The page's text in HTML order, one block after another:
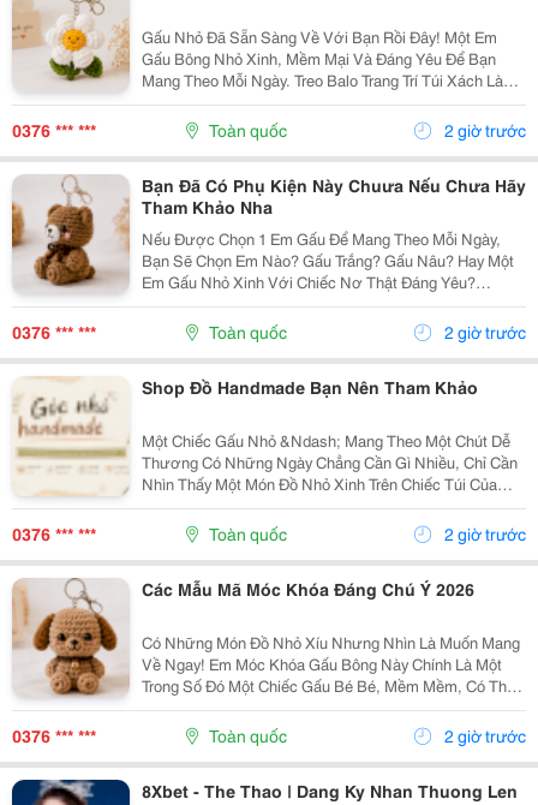
Gấu Nhỏ Đã Sẵn Sàng Về Với Bạn Rồi Đây! Một Em
Gấu Bông Nhỏ Xinh, Mềm Mại Và Đáng Yêu Để Bạn
Mang Theo Mỗi Ngày. Treo Balo Trang Trí Túi Xách Làm
Móc Khóa Tặng Người Bạn Yêu Quý
Gocnhohandmade.com Không Cần Quá Nhiều Phụ
Kiện, Chỉ Một Em Gấu...
0376 *** *** Toàn quốc 2 giờ trước
Bạn Đã Có Phụ Kiện Này Chuưa Nếu Chưa Hãy
Tham Khảo Nha
Nếu Được Chọn 1 Em Gấu Để Mang Theo Mỗi Ngày,
Bạn Sẽ Chọn Em Nào? Gấu Trắng? Gấu Nâu? Hay Một
Em Gấu Nhỏ Xinh Với Chiếc Nơ Thật Đáng Yêu?
Những Chiếc Móc Khóa Gấu Bông Không Chỉ Là Phụ
Kiện Treo Túi Mà Còn Là Một Cách Để Bạn Thêm Chút
Cá Tính Vào...
0376 *** *** Toàn quốc 2 giờ trước
Shop Đồ Handmade Bạn Nên Tham Khảo
Một Chiếc Gấu Nhỏ &Ndash; Mang Theo Một Chút Dễ
Thương Có Những Ngày Chẳng Cần Gì Nhiều, Chỉ Cần
Nhìn Thấy Một Món Đồ Nhỏ Xinh Trên Chiếc Túi Của
Mình Cũng Đủ Thấy Vui Rồi Những Em Móc Khóa Gấu
Bông Được Làm Với Kiểu Dáng Đáng Yêu, Nhỏ Gọn,
Thích...
0376 *** *** Toàn quốc 2 giờ trước
Các Mẫu Mã Móc Khóa Đáng Chú Ý 2026
Có Những Món Đồ Nhỏ Xíu Nhưng Nhìn Là Muốn Mang
Về Ngay! Em Móc Khóa Gấu Bông Này Chính Là Một
Trong Số Đó Một Chiếc Gấu Bé Bé, Mềm Mềm, Có Thể
Treo Trên Balo, Túi Xách Hay Chìa Khóa. Mỗi Lần Nhìn
Thấy Lại Thấy Chiếc Túi Của Mình Đáng Yêu Hơn Một...
0376 *** *** Toàn quốc 2 giờ trước
8Xbet - The Thao | Dang Ky Nhan Thuong Len